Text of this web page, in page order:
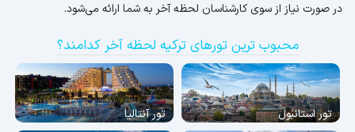
در صورت نیاز از سوی کارشناسان لحظه آخر به شما ارائه می‌شود.
محبوب ترین تورهای ترکیه لحظه آخر کدامند؟
تور استانبول تور آنتالیا